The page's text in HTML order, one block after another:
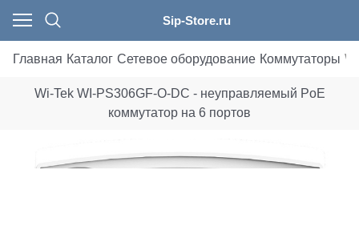
Sip-Store.ru
Главная Каталог Сетевое оборудование Коммутаторы
Wi-Tek WI-PS306GF-O-DC - неуправляемый PoE
коммутатор на 6 портов